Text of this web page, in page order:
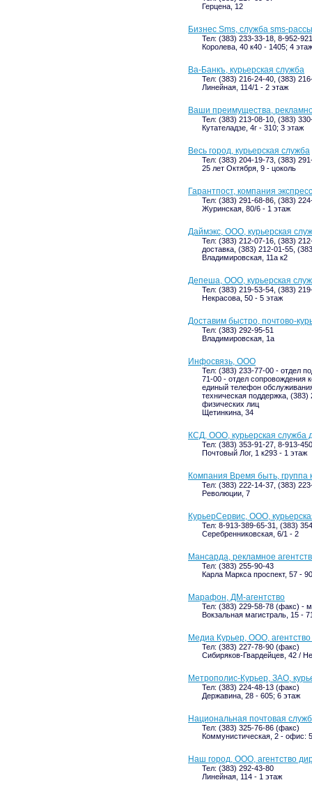
Герцена, 12
Бизнес Sms, служба sms-
Тел: (383) 233-33-18, 8-952-
Королева, 40 к40 - 1405; 4 этаж
Ва-Банкъ, курьерская служба
Тел: (383) 216-24-40, (383)
Линейная, 114/1 - 2 этаж
Ваши преимущества,
Тел: (383) 213-08-10, (383)
Кутателадзе, 4г - 310; 3 этаж
Весь город, курьерская служба
Тел: (383) 204-19-73, (383)
25 лет Октября, 9 - цоколь
Гарантпост, компания
Тел: (383) 291-68-86, (383)
Журинская, 80/6 - 1 этаж
Даймэкс, ООО, курьерская
Тел: (383) 212-07-16, (383)
доставка, (383) 212-01-55,
Владимировская, 11а к2
Депеша, ООО, курьерская
Тел: (383) 219-53-54, (383)
Некрасова, 50 - 5 этаж
Доставим быстро, почтово-
Тел: (383) 292-95-51
Владимировская, 1а
Инфосвязь, ООО
Тел: (383) 233-77-00 - отдел
71-00 - отдел сопровождения
единый телефон
техническая поддержка,
физических лиц
Щетинкина, 34
КСД, ООО, курьерская служба
Тел: (383) 353-91-27, 8-913-
Почтовый Лог, 1 к293 - 1 этаж
Компания Время быть, группа
Тел: (383) 222-14-37, (383)
Революции, 7
КурьерСервис, ООО,
Тел: 8-913-389-65-31, (383)
Серебренниковская, 6/1 - 2
Мансарда, рекламное
Тел: (383) 255-90-43
Карла Маркса проспект, 57 -
Марафон, ДМ-агентство
Тел: (383) 229-58-78 (факс) -
Вокзальная магистраль, 15 -
Медиа Курьер, ООО, агентство
Тел: (383) 227-78-90 (факс)
Сибиряков-Гвардейцев, 42 /
Метрополис-Курьер, ЗАО,
Тел: (383) 224-48-13 (факс)
Державина, 28 - 605; 6 этаж
Национальная почтовая
Тел: (383) 325-76-86 (факс)
Коммунистическая, 2 - офис:
Наш город, ООО, агентство
Тел: (383) 292-43-80
Линейная, 114 - 1 этаж